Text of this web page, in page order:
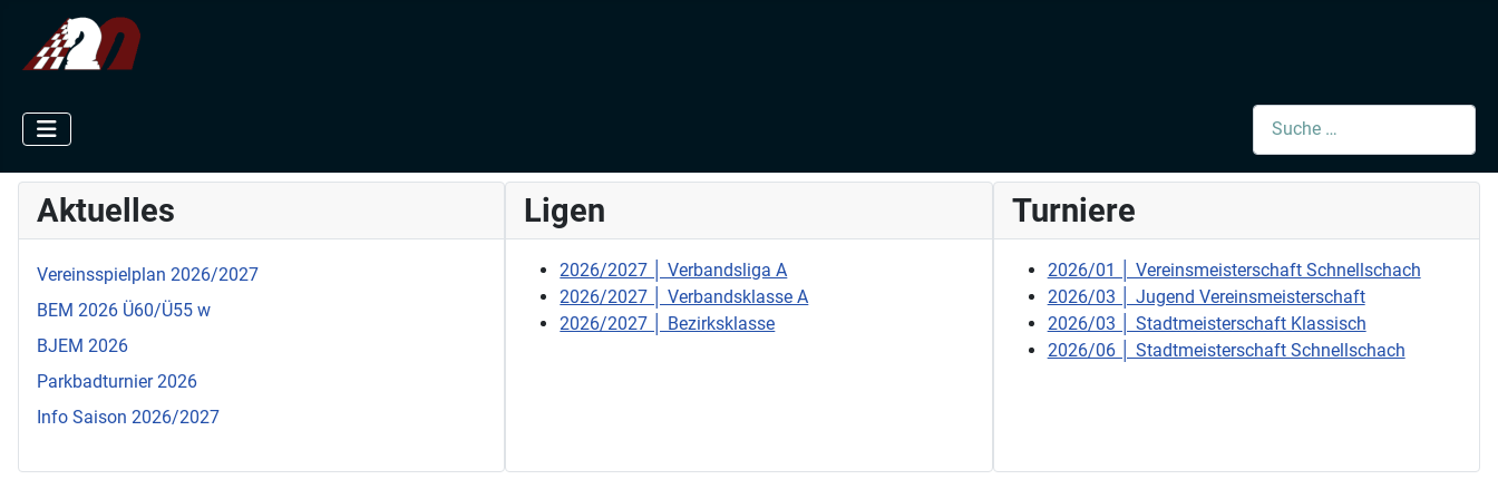
Suchen
Aktuelles
Vereinsspielplan 2026/2027
BEM 2026 Ü60/Ü55 w
BJEM 2026
Parkbadturnier 2026
Info Saison 2026/2027
Ligen
2026/2027 │ Verbandsliga A
2026/2027 │ Verbandsklasse A
2026/2027 │ Bezirksklasse
Turniere
2026/01 │ Vereinsmeisterschaft Schnellschach
2026/03 │ Jugend Vereinsmeisterschaft
2026/03 │ Stadtmeisterschaft Klassisch
2026/06 │ Stadtmeisterschaft Schnellschach